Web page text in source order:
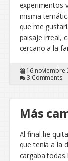
experimentos
misma
que me
paisaje irreal,
cercano a la
16 noviembre
3 Comments
Más
Al final he
que tenia a la
cargaba todas